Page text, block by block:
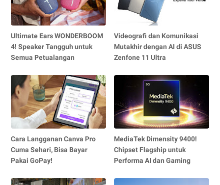
Ultimate Ears WONDERBOOM
4! Speaker Tangguh untuk
Semua Petualangan
Videografi dan Komunikasi
Mutakhir dengan AI di ASUS
Zenfone 11 Ultra
Cara Langganan Canva Pro
Cuma Sehari, Bisa Bayar
Pakai GoPay!
MediaTek Dimensity 9400!
Chipset Flagship untuk
Performa AI dan Gaming